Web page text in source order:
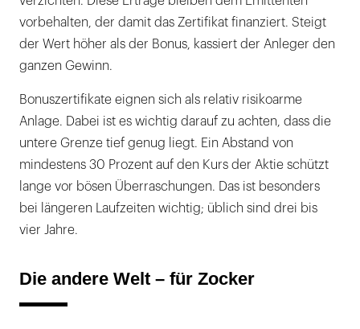
vorbehalten, der damit das Zertifikat finanziert. Steigt
der Wert höher als der Bonus, kassiert der Anleger den
ganzen Gewinn.
Bonuszertifikate eignen sich als relativ risikoarme
Anlage. Dabei ist es wichtig darauf zu achten, dass die
untere Grenze tief genug liegt. Ein Abstand von
mindestens 30 Prozent auf den Kurs der Aktie schützt
lange vor bösen Überraschungen. Das ist besonders
bei längeren Laufzeiten wichtig; üblich sind drei bis
vier Jahre.
Die andere Welt – für Zocker